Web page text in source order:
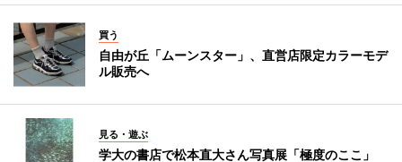
買う
自由が丘「ムーンスター」、直営店限定カラーモデ
ル販売へ
見る・遊ぶ
学大の書店で松本直大さん写真展「極度のここ」